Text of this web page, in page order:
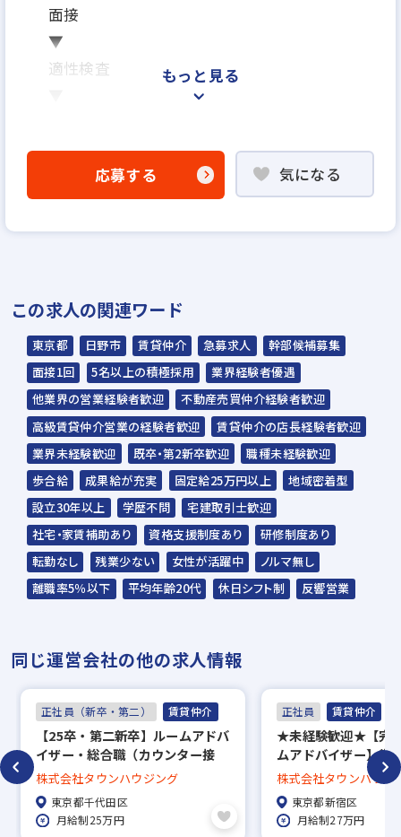
面接
▼
適性検査
※面接は場合により2回になる可能性がござ
※ご応募から内定までの期間は、2週間～1ヶ
月を予定しています
野球部 テニス部 忘年表彰式
もっと見る
応募する 気になる
この求人の関連ワード
東京都 日野市 賃貸仲介 急募求人
幹部候補募集
面接1回
5名以上の積極採用
業界経験者優遇
他業界の営業経験者歓迎
不動産売買仲介経験者歓迎
高級賃貸仲介営業の経験者歓迎
賃貸仲介の店長経験者歓迎
業界未経験歓迎
既卒・第2新卒歓迎
職種未経験歓迎
歩合給
成果給が充実 固定給25万円以上
地域密着型
設立30年以上
学歴不問
宅建取引士歓迎
社宅・家賃補助あり
資格支援制度あり
研修制度あり
転勤なし
残業少ない 女性が活躍中
ノルマ無し
離職率5％以下
平均年齢20代 休日シフト制 反響営業
同じ運営会社の他の求人情報
正社員（新卒・第二） 賃貸仲介
【25卒・第二新卒】ルームアドバ
イザー・総合職（カウンター接
客）賞与年3回／直営140店舗の
老舗安定企業
株式会社タウンハウジング
東京都千代田区
月給制25万円
正社員 賃貸仲介
★未経験歓迎★【完
ムアドバイザー】賞
回長期休暇あり／約
中から好きな物件に
度、家賃補助50％／
で地域密着！
株式会社タウンハウジ
東京都新宿区
月給制27万円